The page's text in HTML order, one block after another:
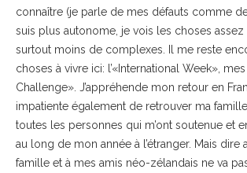
connaître (je parle de mes défauts comme
suis plus autonome, je vois les choses assez
surtout moins de complexes. Il me reste
choses à vivre ici: l’«International Week»,
Challenge». J’appréhende mon retour en
impatiente également de retrouver ma
toutes les personnes qui m’ont soutenue et
au long de mon année à l’étranger. Mais dire
famille et à mes amis néo-zélandais ne va